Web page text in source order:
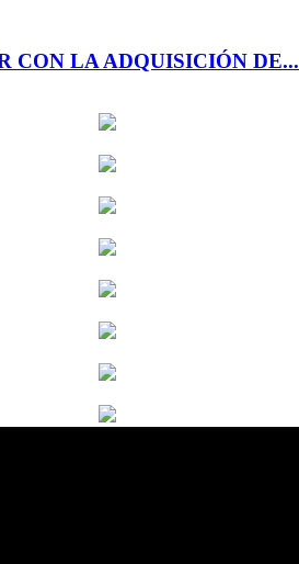
CON LA ADQUISICIÓN DE...